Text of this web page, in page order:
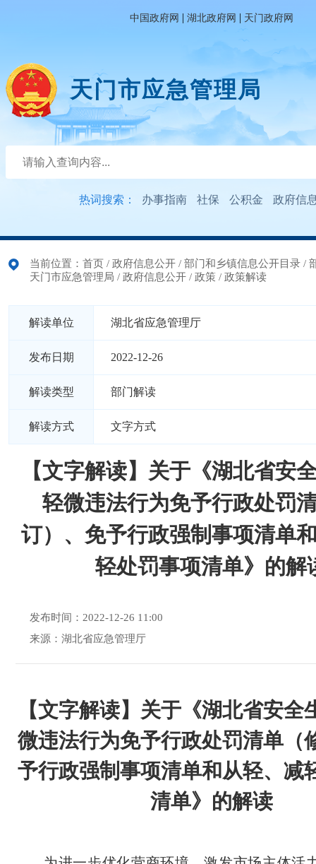
中国政府网 | 湖北政府网 | 天门政府网
天门市应急管理局
热词搜索： 办事指南 社保 公积金 政府信
当前位置： 首页 / 政府信息公开 / 部门和乡镇信息公开目录 /
天门市应急管理局 / 政府信息公开 / 政策 / 政策解读
解读单位 湖北省应急管理厅
发布日期 2022-12-26
解读类型 部门解读
解读方式 文字方式
【文字解读】关于《湖北省安
轻微违法行为免予行政处罚
订）、免予行政强制事项清单
轻处罚事项清单》的解
发布时间：2022-12-26 11:00
来源：湖北省应急管理厅
【文字解读】关于《湖北省安全
微违法行为免予行政处罚清单（
予行政强制事项清单和从轻、减
清单》的解读